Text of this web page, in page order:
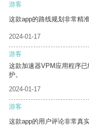
游客
这款app的路线规划非常精
2024-01-17
游客
这款加速器VPM应用程序
护。
2024-01-17
游客
这款app的用户评论非常真